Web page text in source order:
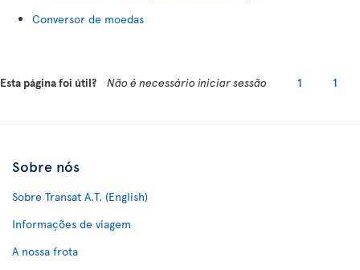
Conversor de moedas
Esta página foi útil? Não é necessário iniciar sessão 1 1
Sobre nós
Sobre Transat A.T. (English)
Informações de viagem
A nossa frota